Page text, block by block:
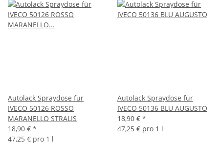
Autolack Spraydose für
IVECO 50126 ROSSO
MARANELLO STRALIS
18,90 € *
47,25 € pro 1 l
Autolack Spraydose für
IVECO 50136 BLU AUGUSTO
18,90 € *
47,25 € pro 1 l